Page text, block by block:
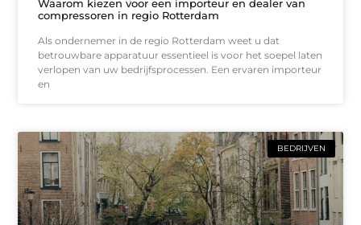
Waarom kiezen voor een importeur en dealer van
compressoren in regio Rotterdam
Als ondernemer in de regio Rotterdam weet u dat
betrouwbare apparatuur essentieel is voor het soepel laten
verlopen van uw bedrijfsprocessen. Een ervaren importeur
en
BEDRIJVEN